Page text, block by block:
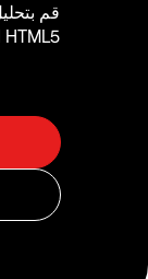
قم
HTML5 الموثوقة والسريعة عبر أكثر من 25 مؤشر